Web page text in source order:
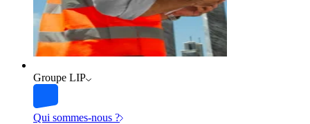
Groupe LIP
Qui sommes-nous ?